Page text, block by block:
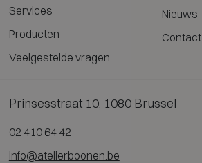
Services
Producten
Veelgestelde vragen
Nieuws
Contact
Prinsesstraat 10, 1080 Brussel
02 410 64 42
info@atelierboonen.be